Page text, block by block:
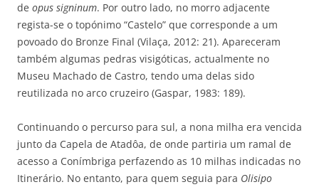
de opus signinum. Por outro lado, no morro adjacente
regista-se o topónimo “Castelo” que corresponde a um
povoado do Bronze Final (Vilaça, 2012: 21). Apareceram
também algumas pedras visigóticas, actualmente no
Museu Machado de Castro, tendo uma delas sido
reutilizada no arco cruzeiro (Gaspar, 1983: 189).
Continuando o percurso para sul, a nona milha era vencida
junto da Capela de Atadôa, de onde partiria um ramal de
acesso a Conímbriga perfazendo as 10 milhas indicadas no
Itinerário. No entanto, para quem seguia para Olisipo